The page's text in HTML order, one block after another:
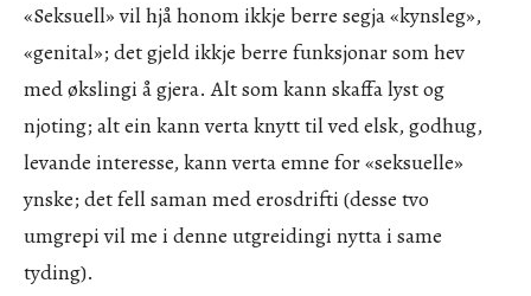
«Seksuell» vil hjå honom ikkje berre segja «kynsleg»,
«genital»; det gjeld ikkje berre funksjonar som hev
med økslingi å gjera. Alt som kann skaffa lyst og
njoting; alt ein kann verta knytt til ved elsk, godhug,
levande interesse, kann verta emne for «seksuelle»
ynske; det fell saman med erosdrifti (desse tvo
umgrepi vil me i denne utgreidingi nytta i same
tyding).